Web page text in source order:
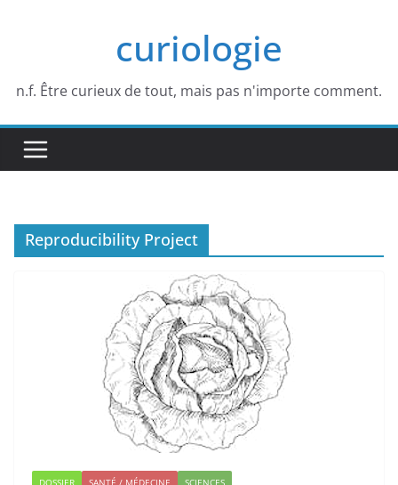
curiologie
n.f. Être curieux de tout, mais pas n'importe comment.
Reproducibility Project
DOSSIER SANTÉ / MÉDECINE SCIENCES